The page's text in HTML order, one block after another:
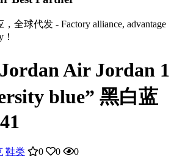
全球代发 - Factory alliance, advantage
Air Jordan 1
blue” 黑白蓝
鞋类 0 0 0